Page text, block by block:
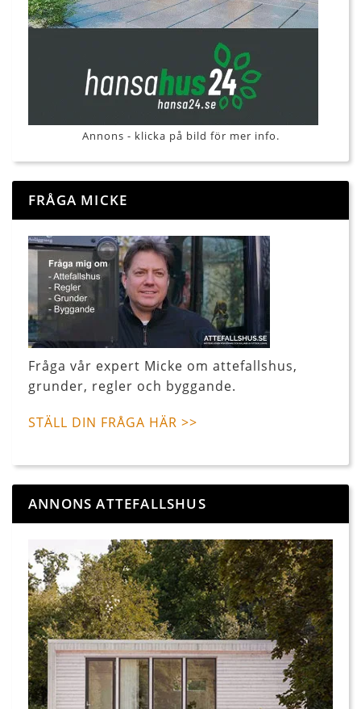
Annons - klicka på bild för mer info.
FRÅGA MICKE
Fråga vår expert Micke om attefallshus,
grunder, regler och byggande.
STÄLL DIN FRÅGA HÄR >>
ANNONS ATTEFALLSHUS